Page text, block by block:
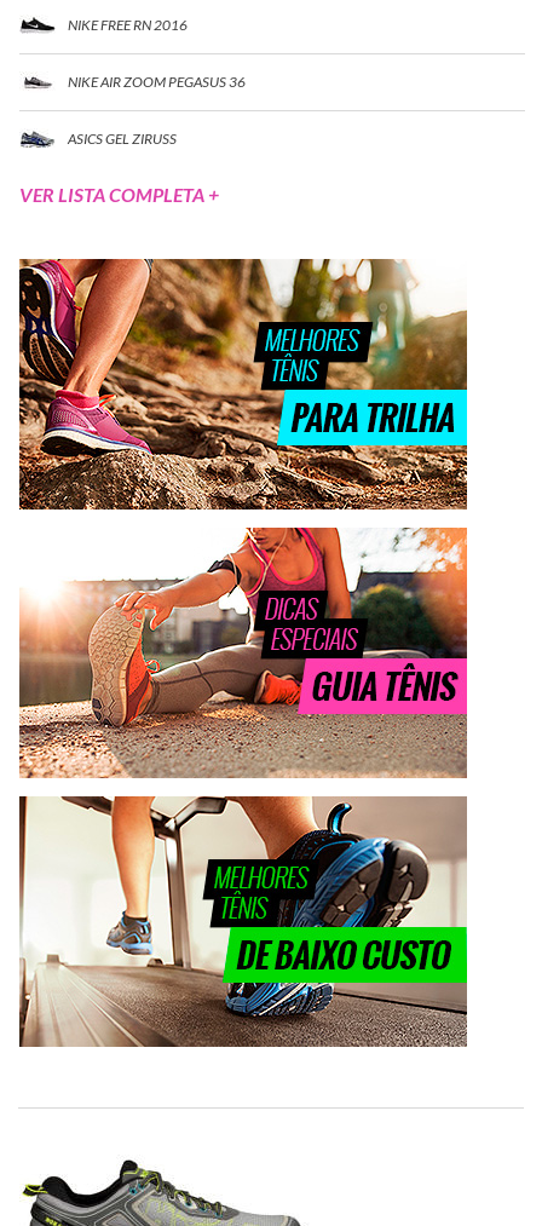
NIKE FREE RN 2016
NIKE AIR ZOOM PEGASUS 36
ASICS GEL ZIRUSS
VER LISTA COMPLETA +